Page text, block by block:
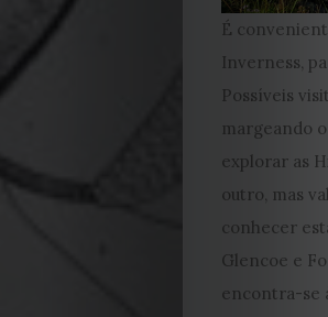
de
É
Inverness,
Possíveis
margeando
explorar as
outro, mas
conhecer
Glencoe e
encontra-se